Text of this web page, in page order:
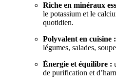
Riche en minéraux
le potassium et le
quotidien.
Polyvalent en cuisine :
légumes, salades,
Énergie et équilibre :
de purification et